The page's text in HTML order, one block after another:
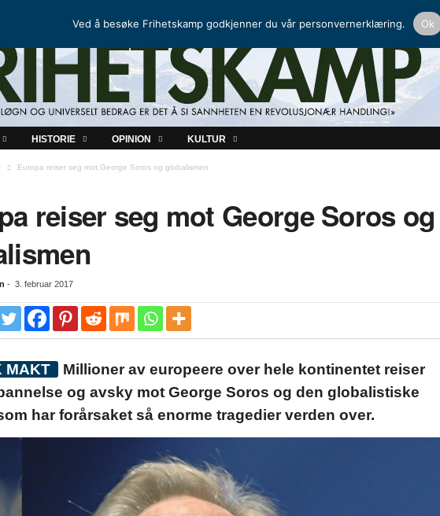
HISTORIE OPINION KULTUR
Europa reiser seg mot George Soros og globalismen
reiser seg mot George Soros og
- 3. februar 2017
MAKT
Millioner av europeere over hele kontinentet reiser
og avsky mot George Soros og den globalistiske
har forårsaket så enorme tragedier verden over.
Ved å besøke Frihetskamp godkjenner du vår personvernerklæring. Ok